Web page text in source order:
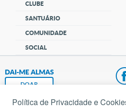
CLUBE
SANTUÁRIO
COMUNIDADE
SOCIAL
DAI-ME ALMAS
DOAR
Fundação João Paulo
Política de Privacidade e